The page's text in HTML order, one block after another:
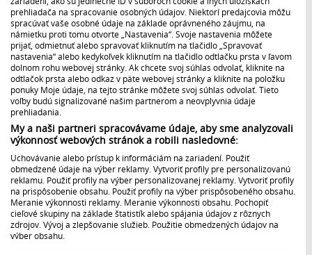
prehliadača na spracovanie osobných údajov. Niektorí predajcovia môžu
spracúvať vaše osobné údaje na základe oprávneného záujmu, na
námietku proti tomu otvorte „Nastavenia“. Svoje nastavenia môžete
prijať, odmietnuť alebo spravovať kliknutím na tlačidlo „Spravovať
nastavenia“ alebo kedykoľvek kliknutím na tlačidlo odtlačku prsta v ľavom
dolnom rohu webovej stránky. Ak chcete svoj súhlas odvolať, kliknite na
odtlačok prsta alebo odkaz v päte webovej stránky a kliknite na položku
ponuky Moje údaje, na tejto stránke môžete svoj súhlas odvolať. Tieto
voľby budú signalizované našim partnerom a neovplyvnia údaje
prehliadania.
My a naši partneri spracovávame údaje, aby sme analyzovali
výkonnosť webových stránok a robili nasledovné:
Uchovávanie alebo prístup k informáciám na zariadení. Použiť
obmedzené údaje na výber reklamy. Vytvoriť profily pre personalizovanú
reklamu. Použiť profily na výber personalizovanej reklamy. Vytvoriť profily
na prispôsobenie obsahu. Použiť profily na výber prispôsobeného obsahu.
Meranie výkonnosti reklamy. Meranie výkonnosti obsahu. Pochopiť
cieľové skupiny na základe štatistík alebo spájania údajov z rôznych
zdrojov. Vývoj a zlepšovanie služieb. Použitie obmedzených údajov na
výber obsahu.
V nedeľu spoznali diváci meno víťazky piatej série
šou Slovenskej televízie a rozhlasu Pečie celé
Slovensko. Majsterkou amatérskych pekárov a
cukrárov na Slovensku sa v roku 2025 stala Jana
Simová. Slávnostné finále prilákalo k obrazovkám
Jednotky rekordný počet divákov – sledovalo ho 626-
tisíc ľudí.
Bratislava, 22. december 2025
Víťazkou piatej série šou Pečie celé Slovensko sa
stala šikovná pekárka Jana Simová z Bardejova.„Je
to skvelý pocit získať titul v piatej sérii tejto šou, ale
musím sa priznať, že to ešte stále spracovávam.
Určite je to splnený sen a dúfam, že aj odrazový
mostík k tomu, aby som mohla pokračovať v tejto